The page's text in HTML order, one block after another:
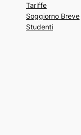
Tariffe
Soggiorno Breve
Studenti